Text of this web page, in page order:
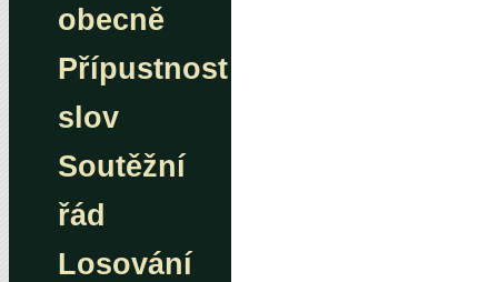
obecně
Přípustnost
slov
Soutěžní
řád
Losování